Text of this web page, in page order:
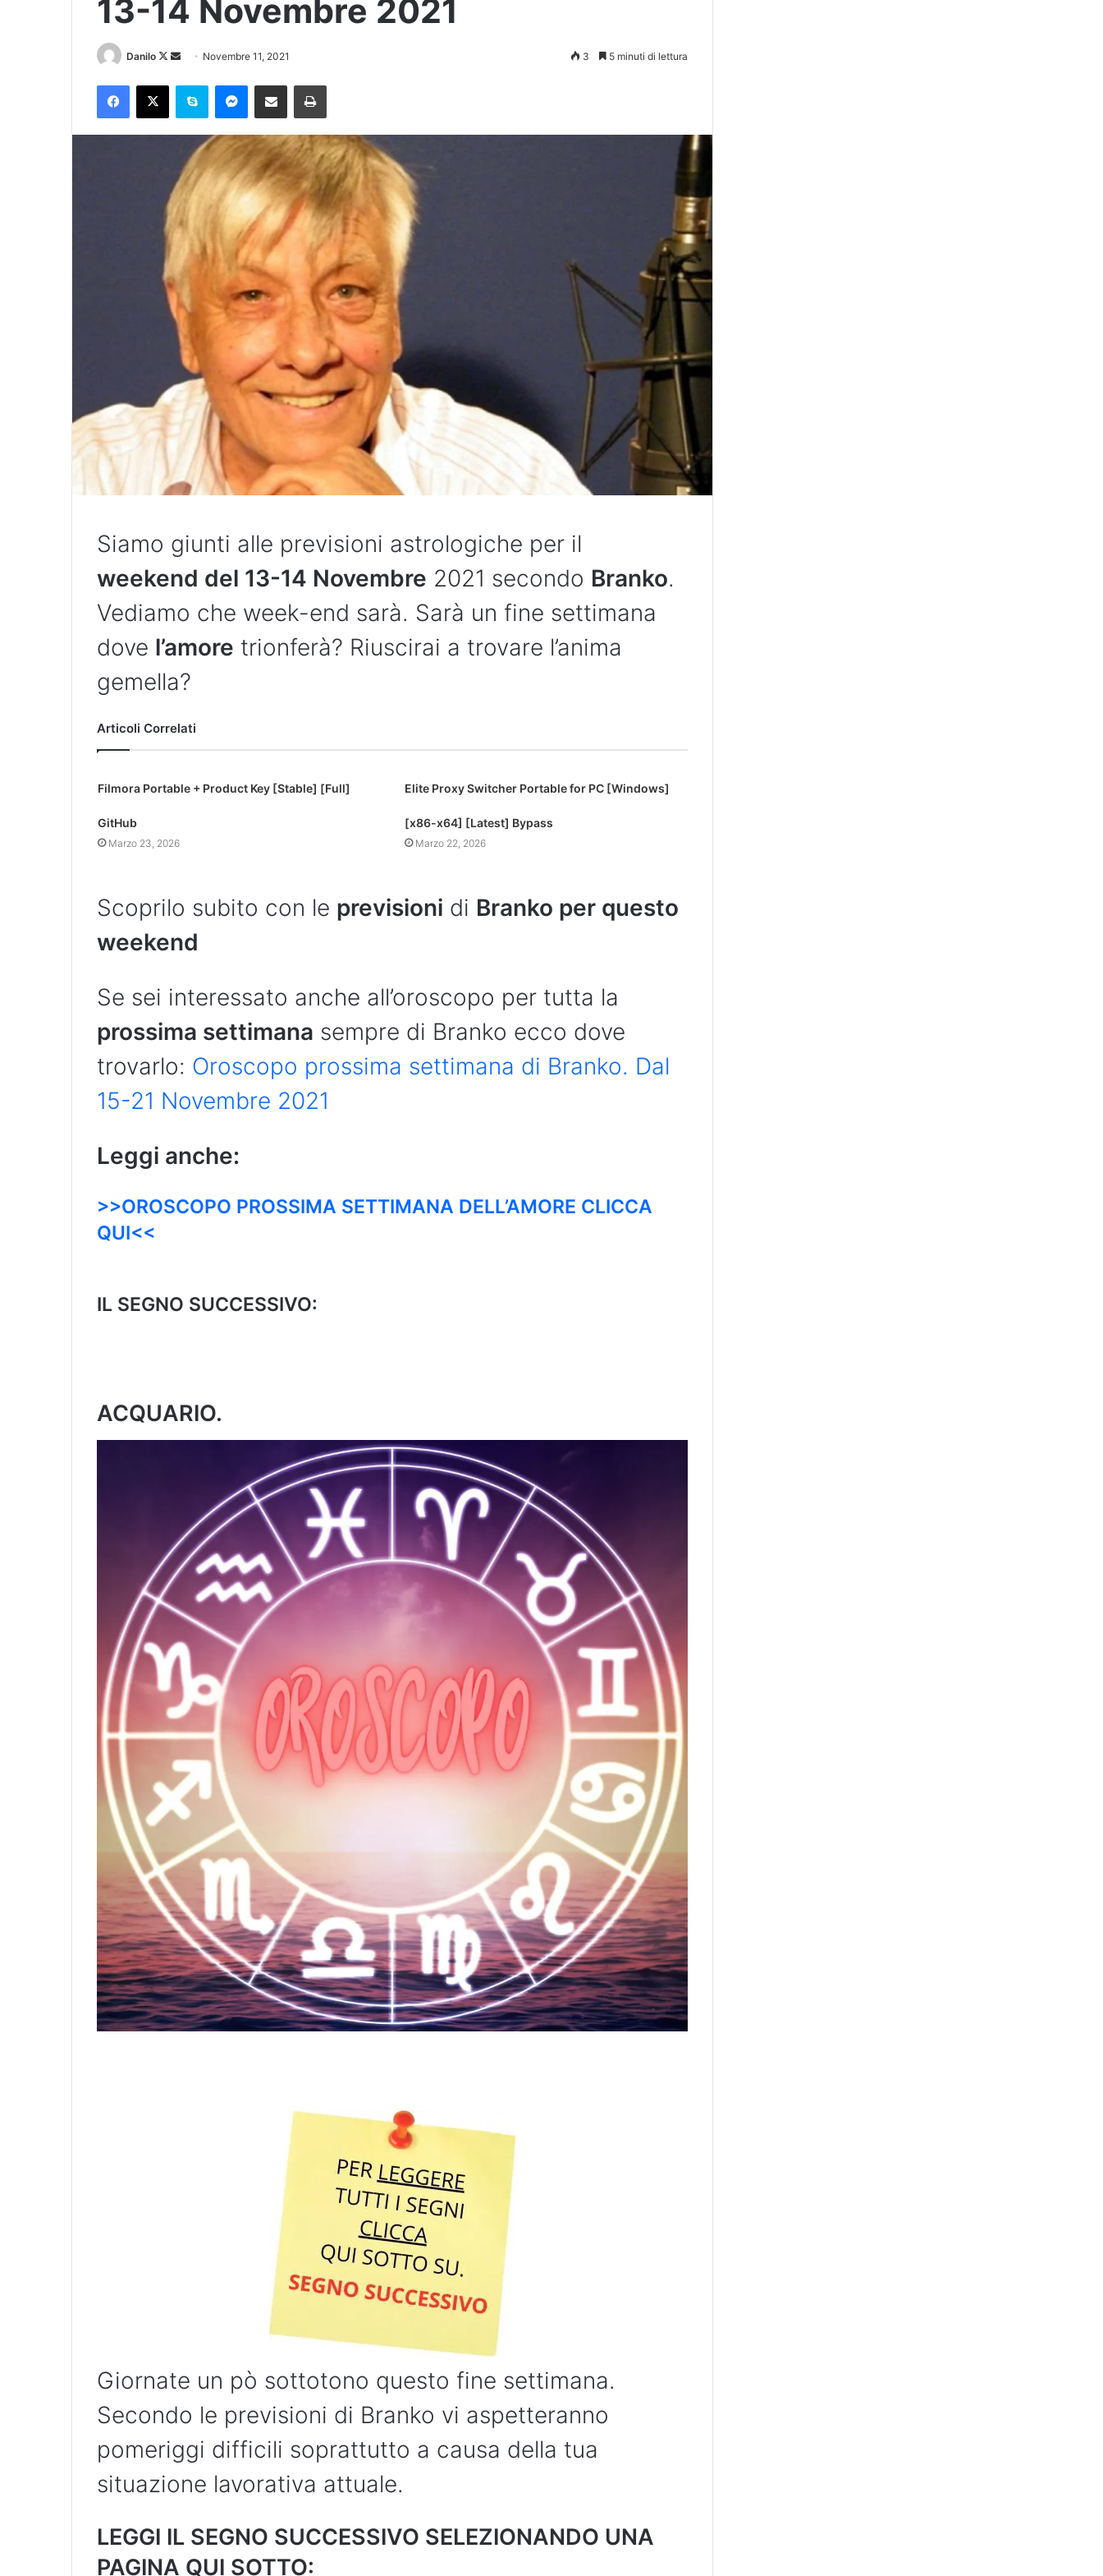
13-14 Novembre 2021
Danilo Novembre 11, 2021 3 5 minuti di lettura
Siamo giunti alle previsioni astrologiche per il
weekend del 13-14 Novembre 2021 secondo Branko.
Vediamo che week-end sarà. Sarà un fine settimana
dove l’amore trionferà? Riuscirai a trovare l’anima
gemella?
Articoli Correlati
Filmora Portable + Product Key [Stable] [Full]
GitHub
Marzo 23, 2026
Elite Proxy Switcher Portable for PC [Windows]
[x86-x64] [Latest] Bypass
Marzo 22, 2026
Scoprilo subito con le previsioni di Branko per questo
weekend
Se sei interessato anche all’oroscopo per tutta la
prossima settimana sempre di Branko ecco dove
trovarlo: Oroscopo prossima settimana di Branko. Dal
15-21 Novembre 2021
Leggi anche:
>>OROSCOPO PROSSIMA SETTIMANA DELL’AMORE CLICCA
QUI<<
IL SEGNO SUCCESSIVO:
ACQUARIO.
Giornate un pò sottotono questo fine settimana.
Secondo le previsioni di Branko vi aspetteranno
pomeriggi difficili soprattutto a causa della tua
situazione lavorativa attuale.
LEGGI IL SEGNO SUCCESSIVO SELEZIONANDO UNA
PAGINA QUI SOTTO: